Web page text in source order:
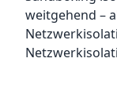
weitgehend –